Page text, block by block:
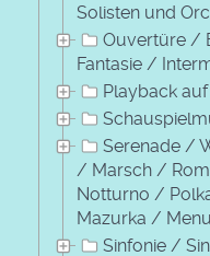
Solisten und
Ouvertüre /
Fantasie /
Playback
Serenade /
/ Marsch /
Notturno /
Mazurka /
Sinfonie /